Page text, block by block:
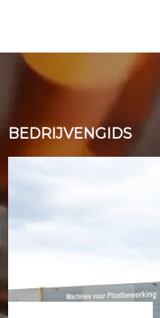
BEDRIJVENGIDS